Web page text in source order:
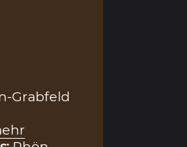
Grabfeld